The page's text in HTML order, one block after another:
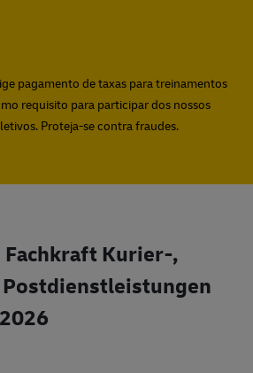
pagamento de taxas para treinamentos
requisito para participar dos nossos
Proteja-se contra fraudes.
Kurier-,
Postdienstleistungen